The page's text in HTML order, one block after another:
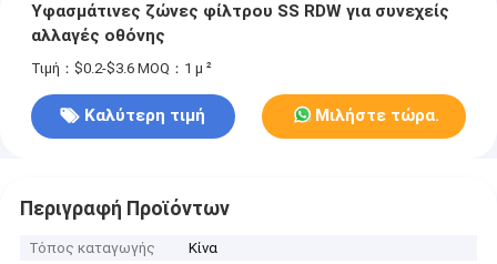
Υφασμάτινες ζώνες φίλτρου SS RDW για συνεχείς
αλλαγές οθόνης
Τιμή：$0.2-$3.6 MOQ：1 μ ²
Καλύτερη τιμή Μιλήστε τώρα.
Περιγραφή Προϊόντων
Τόπος καταγωγής
Κίνα